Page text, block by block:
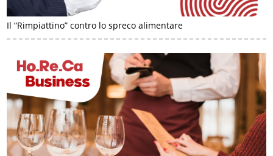
Il “Rimpiattino” contro lo spreco alimentare